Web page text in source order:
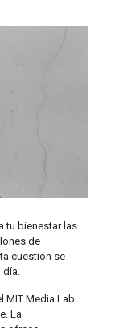
tu bienestar las
de
cuestión se
día.
MIT Media Lab
La